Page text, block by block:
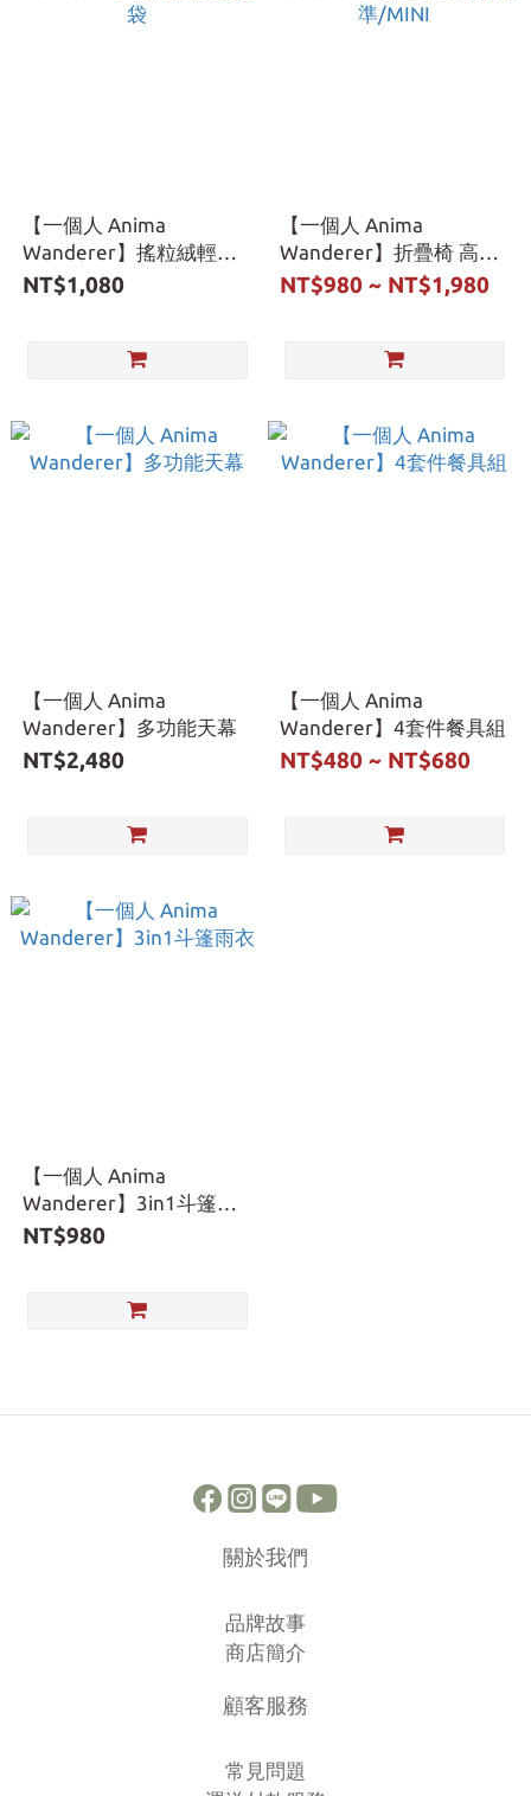
【一個人 Anima
Wanderer】搖粒絨輕便
睡袋
NT$1,080
【一個人 Anima
Wanderer】折疊椅 高背/
標準/MINI
NT$980 ~ NT$1,980
【一個人 Anima
Wanderer】多功能天幕
NT$2,480
【一個人 Anima
Wanderer】4套件餐具組
NT$480 ~ NT$680
【一個人 Anima
Wanderer】3in1斗篷雨
衣
NT$980
關於我們
品牌故事
商店簡介
顧客服務
常見問題